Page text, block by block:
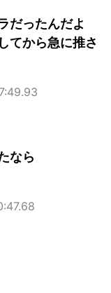
だったんだよ
てから急に推さ
なら